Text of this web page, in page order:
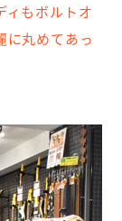
ィもボルトオ
に丸めてあっ